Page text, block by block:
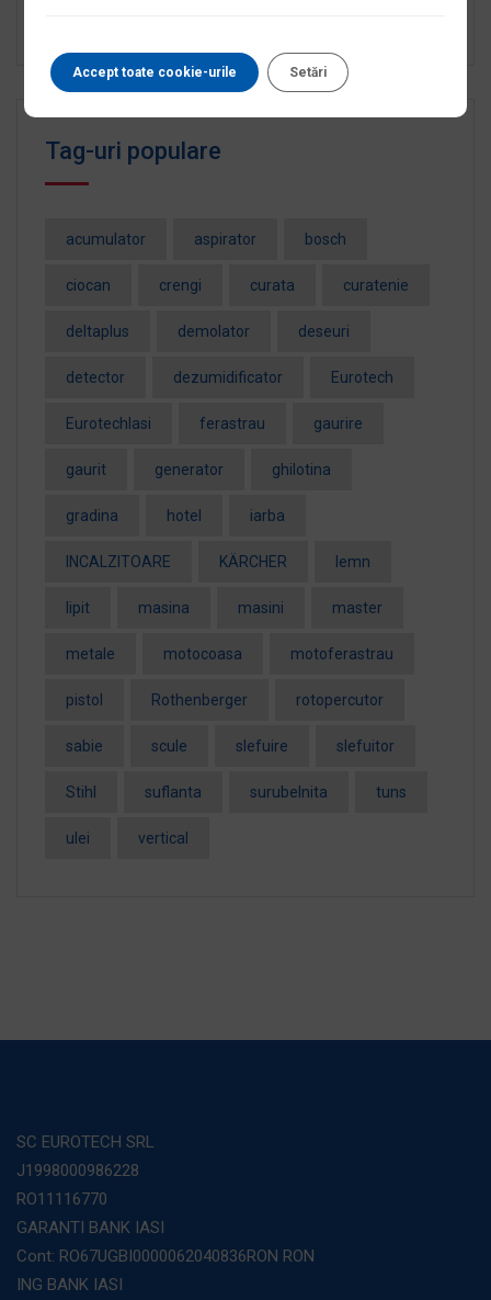
Tag-uri populare
acumulator aspirator bosch
ciocan crengi curata curatenie
deltaplus demolator deseuri
detector dezumidificator Eurotech
EurotechIasi ferastrau gaurire
gaurit generator ghilotina
gradina hotel iarba
INCALZITOARE KÄRCHER lemn
lipit masina masini master
metale motocoasa motoferastrau
pistol Rothenberger rotopercutor
sabie scule slefuire slefuitor
Stihl suflanta surubelnita tuns
ulei vertical
SC EUROTECH SRL
J1998000986228
RO11116770
GARANTI BANK IASI
Cont: RO67UGBI0000062040836RON RON
ING BANK IASI
Accept toate cookie-urile Setări